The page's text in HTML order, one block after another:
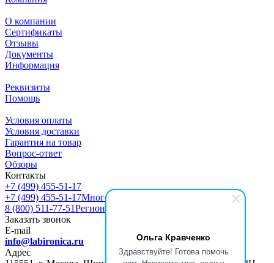
Ольга Кравченко
Здравствуйте! Готова помочь
О компании
Сертификаты
Отзывы
Документы
Информация
Реквизиты
Помощь
Условия оплаты
Условия доставки
Гарантия на товар
Вопрос-ответ
Обзоры
Контакты
+7 (499) 455-51-17
+7 (499) 455-51-17Многоканальный
8 (800) 511-77-51Регионы РФ
Заказать звонок
E-mail
info@labironica.ru
Адрес